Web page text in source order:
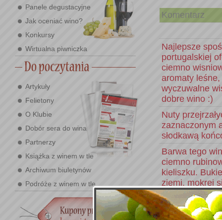
Panele degustacyjne
Jak oceniać wino?
Konkursy
Wirtualna piwniczka
Artykuły
Felietony
O Klubie
Dobór sera do wina
Partnerzy
Książka z winem w tle
Archiwum biuletynów
Podróże z winem w tle
Komentarz
Najlepsze
portugalskiej
ciemno
aromaty
wyczuwalne
dobre wino :)
Nuty
zaznaczonym
słodkawą
Barwa tego
ciemno
kieliszku.
ziemi, mokrej
pestkami,
wyczuwalne,
dobre